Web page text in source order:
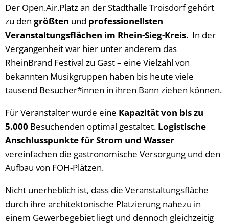
Open.Air.Platz
Der Open.Air.Platz an der Stadthalle Troisdorf gehört
zu den größten und professionellsten
Veranstaltungsflächen im Rhein-Sieg-Kreis. In der
Vergangenheit war hier unter anderem das
RheinBrand Festival zu Gast – eine Vielzahl von
bekannten Musikgruppen haben bis heute viele
tausend Besucher*innen in ihren Bann ziehen können.
Für Veranstalter wurde eine Kapazität von bis zu
5.000 Besuchenden optimal gestaltet. Logistische
Anschlusspunkte für Strom und Wasser
vereinfachen die gastronomische Versorgung und den
Aufbau von FOH-Plätzen.
Nicht unerheblich ist, dass die Veranstaltungsfläche
durch ihre architektonische Platzierung nahezu in
einem Gewerbegebiet liegt und dennoch gleichzeitig